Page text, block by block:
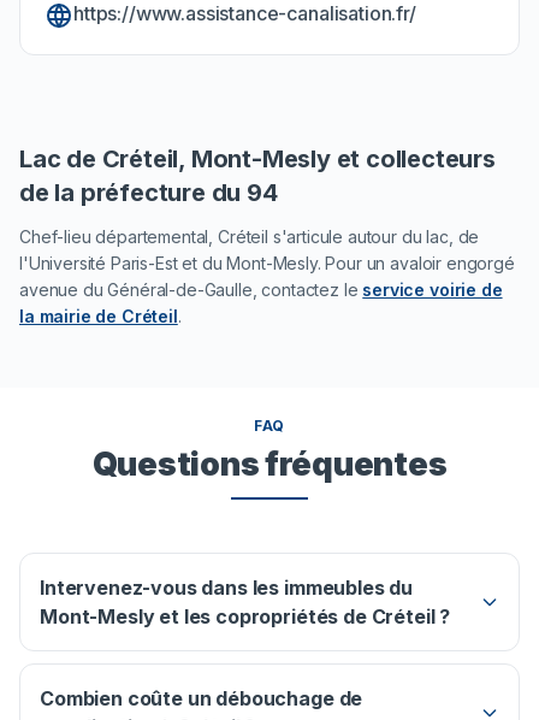
https://www.assistance-canalisation.fr/
Lac de Créteil, Mont-Mesly et collecteurs
de la préfecture du 94
Chef-lieu départemental, Créteil s'articule autour du lac, de
l'Université Paris-Est et du Mont-Mesly. Pour un avaloir engorgé
avenue du Général-de-Gaulle, contactez le service voirie de
la mairie de Créteil.
FAQ
Questions fréquentes
Intervenez-vous dans les immeubles du
Mont-Mesly et les copropriétés de Créteil ?
Combien coûte un débouchage de